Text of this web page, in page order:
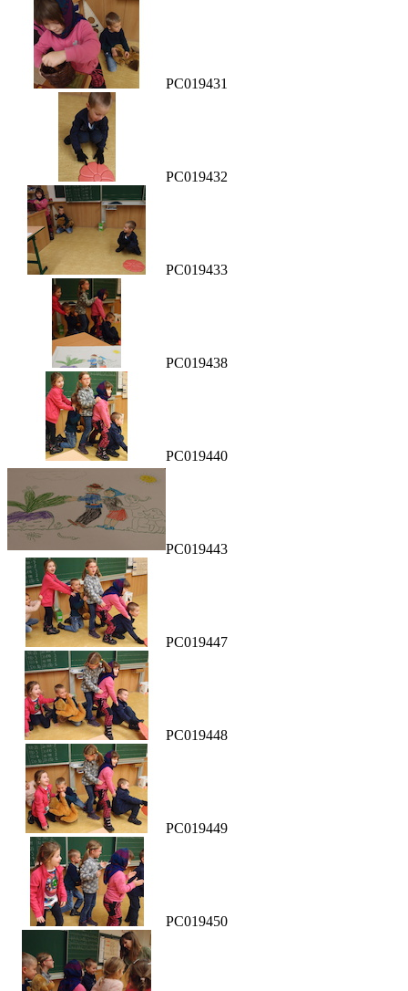
PC019431
PC019432
PC019433
PC019438
PC019440
PC019443
PC019447
PC019448
PC019449
PC019450